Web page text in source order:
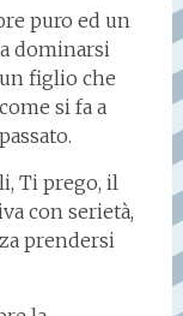
puro ed un
dominarsi
figlio che
si fa a
Ti prego, il
con serietà,
prendersi